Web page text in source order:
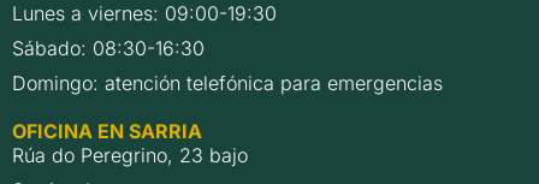
Lunes a viernes: 09:00-19:30
Sábado: 08:30-16:30
Domingo: atención telefónica para emergencias
OFICINA EN SARRIA
Rúa do Peregrino, 23 bajo